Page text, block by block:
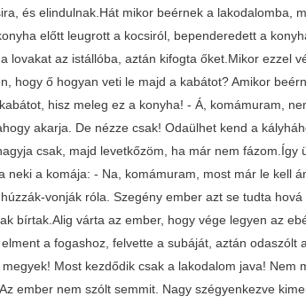
és elindulnak.Hát mikor beérnek a lakodalomba,
előtt leugrott a kocsiról, bependeredett a
lovakat az istállóba, aztán kifogta őket.Mikor ezzel
hogy ő hogyan veti le majd a kabátot? Amikor
hisz meleg ez a konyha! - Á, komámuram,
akarja. De nézze csak! Odaülhet kend a
csak, majd levetkőzöm, ha már nem
neki a komája: - Na, komámuram, most már le kell
vonják róla. Szegény ember azt se tudta
bírtak.Alig várta az ember, hogy vége legyen az
a fogashoz, felvette a subáját, aztán
Most kezdődik csak a lakodalom java!
ember nem szólt semmit. Nagy szégyenkezve